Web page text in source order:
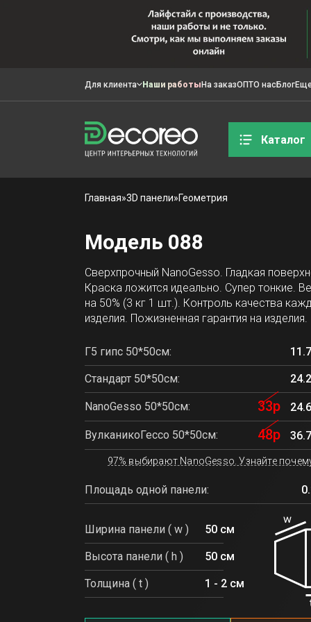
Для клиента Наши работыНа заказОПТО насБлог
Каталог
Главная»3D панели»Геометрия
Модель 088
Сверхпрочный NanoGesso. Гладкая
Краска ложится идеально. Супер тонкие.
на 50% (3 кг 1 шт.). Контроль качества
изделия. Пожизненная гарантия на изделия.
Г5 гипс 50*50см:
Стандарт 50*50см:
NanoGesso 50*50см: 33р
ВулканикоГессо 50*50см: 48р
97% выбирают NanoGesso. Узнайте
Площадь одной панели:
Ширина панели ( w ) 50 см
Высота панели ( h ) 50 см
Толщина ( t ) 1 - 2 см